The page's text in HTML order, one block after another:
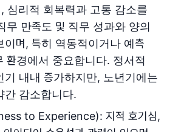
심리적 회복력과 고통 감소를
무 만족도 및 직무 성과와 양의
이며, 특히 역동적이거나 예측
환경에서 중요합니다. 정서적
기 내내 증가하지만, 노년기에는
간 감소합니다.
to Experience): 지적 호기심,